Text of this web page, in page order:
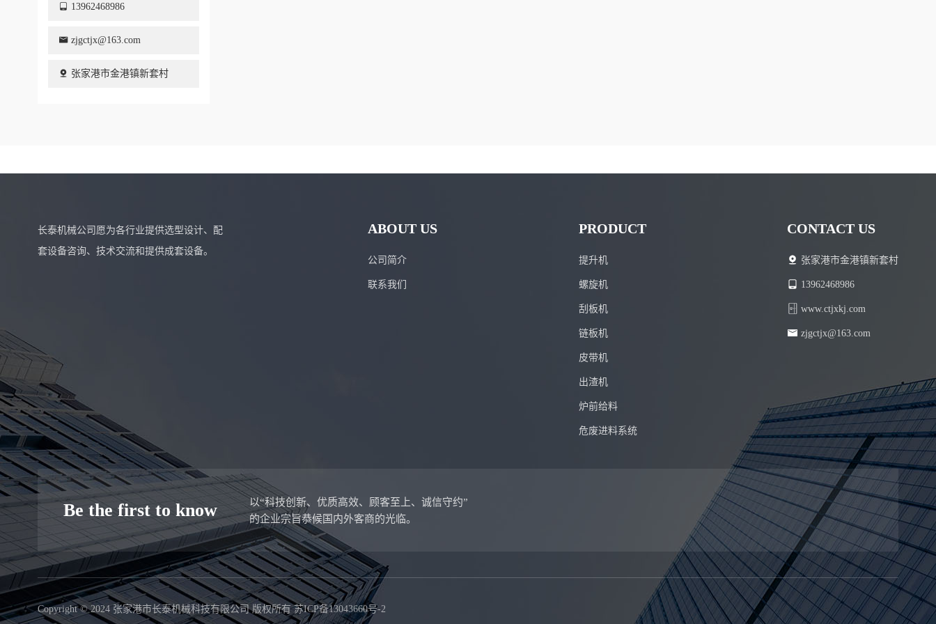
13962468986
zjgctjx@163.com
张家港市金港镇新套村
长泰机械公司愿为各行业提供选型设计、配
套设备咨询、技术交流和提供成套设备。
ABOUT US
公司简介
联系我们
PRODUCT
提升机
螺旋机
刮板机
链板机
皮带机
出渣机
炉前给料
危废进料系统
CONTACT US
张家港市金港镇新套村
13962468986
www.ctjxkj.com
zjgctjx@163.com
Be the first to know
以“科技创新、优质高效、顾客至上、诚信守约”
的企业宗旨恭候国内外客商的光临。
Copyright © 2024 张家港市长泰机械科技有限公司 版权所有苏ICP备13043660号-2